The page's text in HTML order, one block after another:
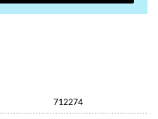
712274